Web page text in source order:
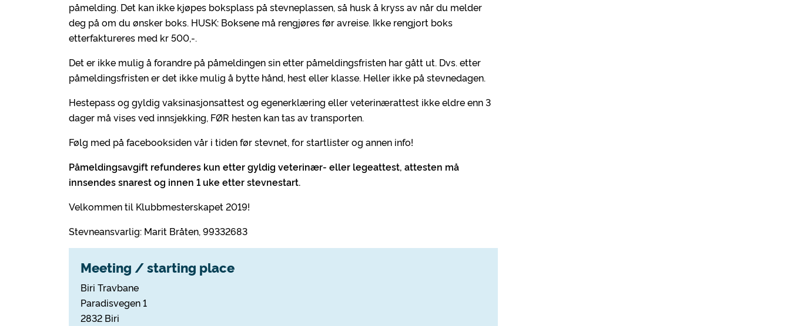
påmelding. Det kan ikke kjøpes boksplass på stevneplassen, så husk å kryss av når du melder
deg på om du ønsker boks. HUSK: Boksene må rengjøres før avreise. Ikke rengjort boks
etterfaktureres med kr 500,-.
Det er ikke mulig å forandre på påmeldingen sin etter påmeldingsfristen har gått ut. Dvs. etter
påmeldingsfristen er det ikke mulig å bytte hånd, hest eller klasse. Heller ikke på stevnedagen.
Hestepass og gyldig vaksinasjonsattest og egenerklæring eller veterinærattest ikke eldre enn 3
dager må vises ved innsjekking, FØR hesten kan tas av transporten.
Følg med på facebooksiden vår i tiden før stevnet, for startlister og annen info!
Påmeldingsavgift refunderes kun etter gyldig veterinær- eller legeattest, attesten må
innsendes snarest og innen 1 uke etter stevnestart.
Velkommen til Klubbmesterskapet 2019!
Stevneansvarlig: Marit Bråten, 99332683
Meeting / starting place
Biri Travbane
Paradisvegen 1
2832 Biri